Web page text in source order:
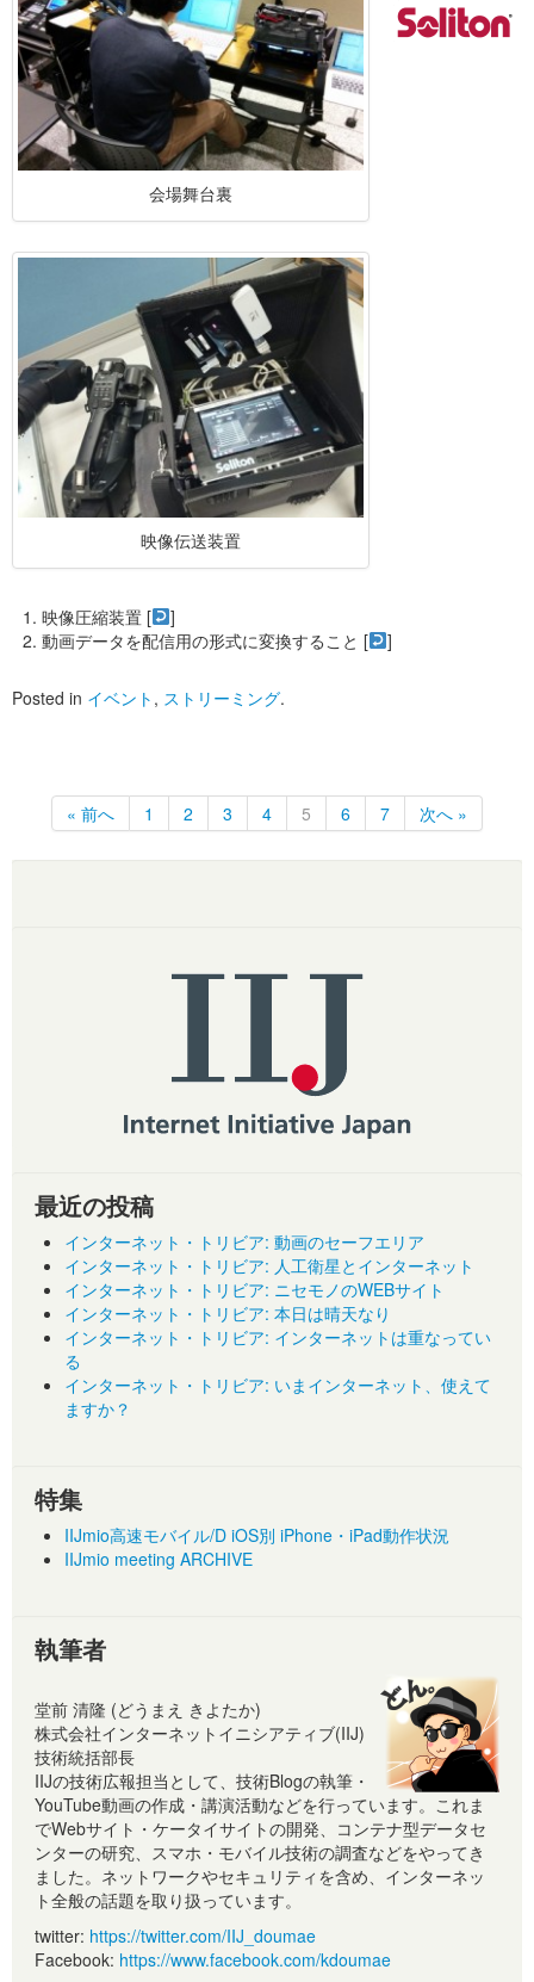
会場舞台裏
映像伝送装置
映像圧縮装置 [
]
動画データを配信用の形式に変換すること [
]
Posted in イベント , ストリーミング.
« 前へ 1 2 3 4 5 6 7 次へ »
最近の投稿
インターネット・トリビア: 動画のセーフエリア
インターネット・トリビア: 人工衛星とインターネット
インターネット・トリビア: ニセモノのWEBサイト
インターネット・トリビア: 本日は晴天なり
インターネット・トリビア: インターネットは重なってい
る
インターネット・トリビア: いまインターネット、使えて
ますか？
特集
IIJmio高速モバイル/D iOS別 iPhone・iPad動作状況
IIJmio meeting ARCHIVE
執筆者
堂前 清隆 (どうまえ きよたか)
株式会社インターネットイニシアティブ(IIJ)
技術統括部長
IIJの技術広報担当として、技術Blogの執筆・
YouTube動画の作成・講演活動などを行っています。これま
でWebサイト・ケータイサイトの開発、コンテナ型データセ
ンターの研究、スマホ・モバイル技術の調査などをやってき
ました。ネットワークやセキュリティを含め、インターネッ
ト全般の話題を取り扱っています。
twitter: https://twitter.com/IIJ_doumae
Facebook: https://www.facebook.com/kdoumae